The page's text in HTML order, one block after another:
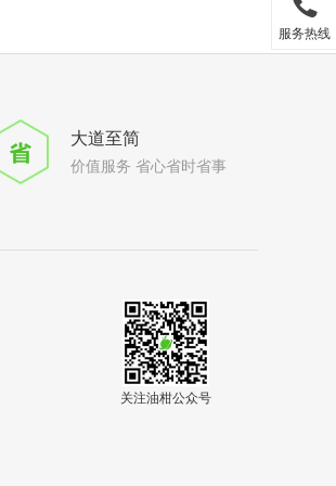
大道至简
价值服务 省心省时省事
关注油柑公众号
服务热线